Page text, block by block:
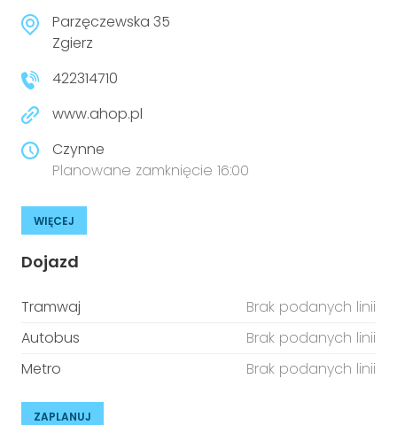
Parzęczewska 35
Zgierz
422314710
www.ahop.pl
Czynne
Planowane zamknięcie 16:00
WIĘCEJ
Dojazd
Tramwaj
Brak podanych linii
Autobus
Brak podanych linii
Metro
Brak podanych linii
ZAPLANUJ